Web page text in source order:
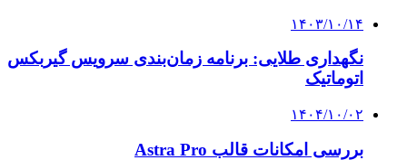
۱۴۰۳/۱۰/۱۴
نگهداری طلایی: برنامه زمان‌بندی سرویس گیربکس
اتوماتیک
۱۴۰۴/۱۰/۰۲
بررسی امکانات قالب Astra Pro